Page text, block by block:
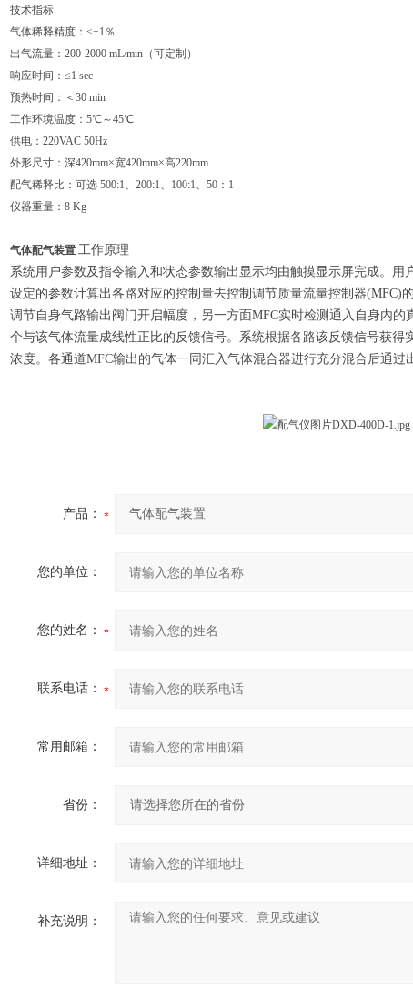
技术指标
气体稀释精度：≤±1％
出气流量：200-2000 mL/min（可定制）
响应时间：≤1 sec
预热时间：＜30 min
工作环境温度：5℃～45℃
供电：220VAC 50Hz
外形尺寸：深420mm×宽420mm×高220mm
配气稀释比：可选 500:1、200:1、100:1、50：1
仪器重量：8 Kg
气体配气装置 工作原理
系统用户参数及指令输入和状态参数输出显示均由触摸显示屏完成。用
设定的参数计算出各路对应的控制量去控制调节质量流量控制器(MFC)
调节自身气路输出阀门开启幅度，另一方面MFC实时检测通入自身内
个与该气体流量成线性正比的反馈信号。系统根据各路该反馈信号获得
浓度。各通道MFC输出的气体一同汇入气体混合器进行充分混合后通过
产品：
您的单位：
您的姓名：
联系电话：
常用邮箱：
省份：
详细地址：
补充说明：